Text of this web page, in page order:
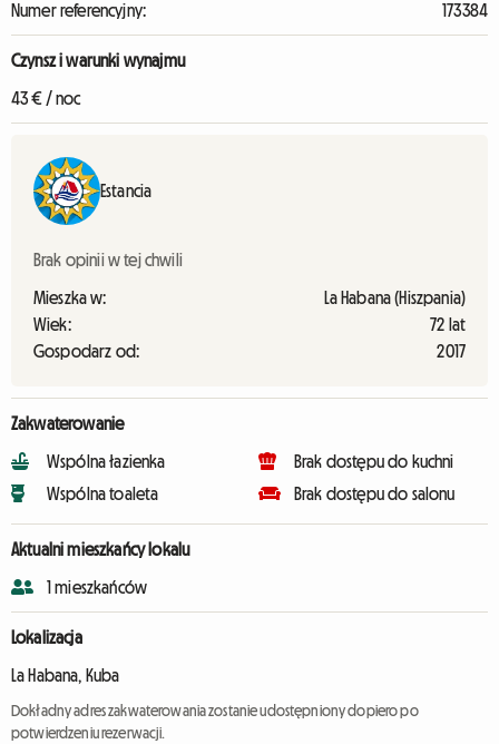
Numer referencyjny:
173384
Czynsz i warunki wynajmu
43 € / noc
Estancia
Brak opinii w tej chwili
Mieszka w:
La Habana (Hiszpania)
Wiek:
72 lat
Gospodarz od:
2017
Zakwaterowanie
Wspólna łazienka
Wspólna toaleta
Brak dostępu do kuchni
Brak dostępu do salonu
Aktualni mieszkańcy lokalu
1 mieszkańców
Lokalizacja
La Habana, Kuba
Dokładny adres zakwaterowania zostanie udostępniony dopiero po
potwierdzeniu rezerwacji.